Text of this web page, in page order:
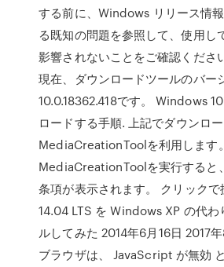
する前に、Windows リリース情
る既知の問題を参照して、使用し
影響されないことをご確認くださ
現在、ダウンロードツールのバー
10.0.18362.418です。 Windows
ロードする手順. 上記でダウンロ
MediaCreationToolを利用します。
MediaCreationToolを実行すると
条項が表示されます。 クリック
14.04 LTS を Windows XP の代わ
ルしてみた 2014年6月16日 2017
ブラウザは、 JavaScript が無効